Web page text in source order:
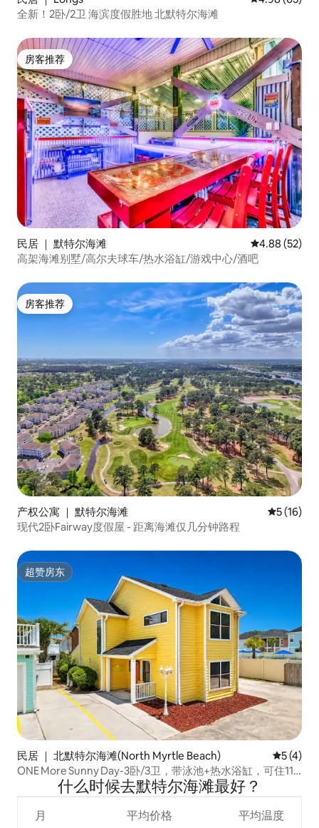
全新！2卧/2卫 海滨度假胜地 北默特尔海滩
房客推荐
房客推荐
民居 ｜ 默特尔海滩 平均评分
4.88 (52)
高架海滩别墅/高尔夫球车/热水浴缸/游戏中心/酒吧
房客推荐
房客推荐
产权公寓 ｜ 默特尔海滩 平均评分
5 (16)
现代2卧Fairway度假屋 - 距离海滩仅几分钟路程
超赞房东
超赞房东
民居 ｜ 北默特尔海滩(North Myrtle Beach) 平均评分
5 (4)
ONE More Sunny Day-3卧/3卫，带泳池+热水浴缸，可住11
什么时候去默特尔海滩最好？
月 平均价格 平均温度